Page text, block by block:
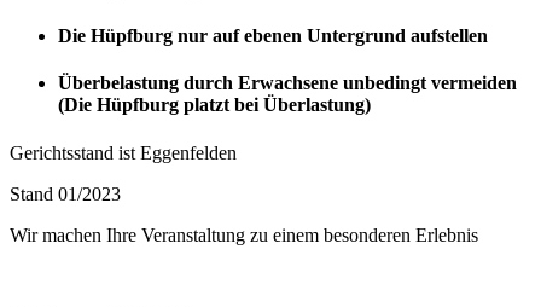
Die Hüpfburg nur auf ebenen Untergrund aufstellen
Überbelastung durch Erwachsene unbedingt vermeiden
(Die Hüpfburg platzt bei Überlastung)
Gerichtsstand ist Eggenfelden
Stand 01/2023
Wir machen Ihre Veranstaltung zu einem besonderen Erlebnis